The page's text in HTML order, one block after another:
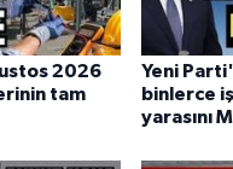
2026
tam
Yeni
binlerce
yarasını